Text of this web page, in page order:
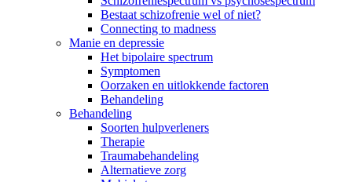
Bestaat schizofrenie wel of niet?
Connecting to madness
Manie en depressie
Het bipolaire spectrum
Symptomen
Oorzaken en uitlokkende factoren
Behandeling
Behandeling
Soorten hulpverleners
Therapie
Traumabehandeling
Alternatieve zorg